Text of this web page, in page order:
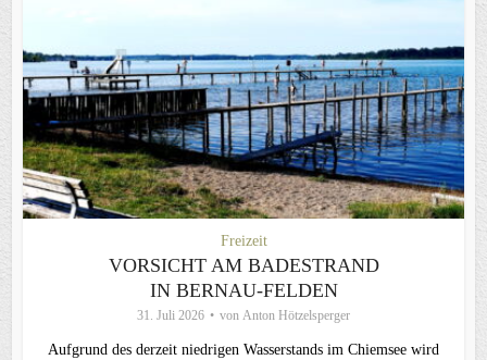
Freizeit
VORSICHT AM BADESTRAND
IN BERNAU-FELDEN
31. Juli 2026 von Anton Hötzelsperger
Aufgrund des derzeit niedrigen Wasserstands im Chiemsee wird